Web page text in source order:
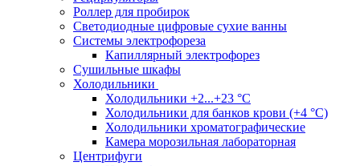
Роллер для пробирок
Светодиодные цифровые сухие ванны
Системы электрофореза
Капиллярный электрофорез
Сушильные шкафы
Холодильники
Холодильники +2...+23 °С
Холодильники для банков крови (+4 °С)
Холодильники хроматографические
Камера морозильная лабораторная
Центрифуги